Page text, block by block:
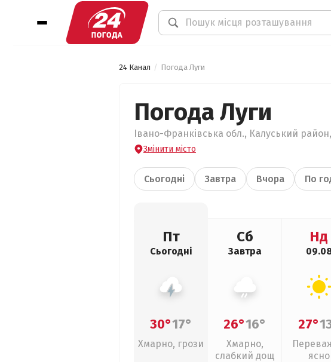
24 Канал Погода Луги
Погода Луги
Івано-Франківська обл., Калуський
Змінити місто
Сьогодні Завтра Вчора По
Пт
Сьогодні
30°17°
Хмарно, грози
Сб
Завтра
26°16°
Хмарно,
слабкий дощ
Нд
27°
ясно